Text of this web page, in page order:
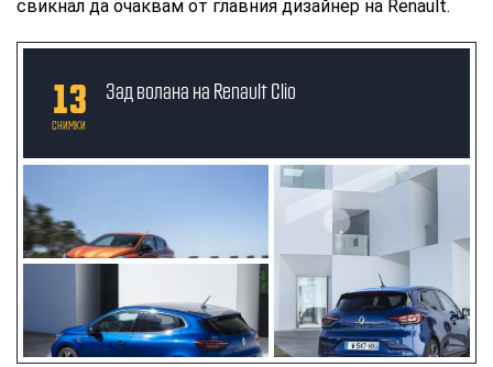
свикнал да очаквам от главния дизайнер на Renault.
13
СНИМКИ
Зад волана на Renault Clio